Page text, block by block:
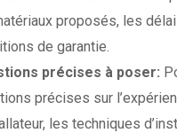
proposés, les
de garantie.
précises à poser:
précises sur
les techniques